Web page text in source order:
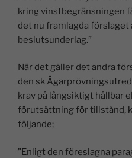
kring vinstbegränsningen
det nu framlagda
beslutsunderlag.”
När det gäller det andra
den sk
krav på långsiktigt hållbar
förutsättning för tillstånd,
följande;
”Enligt den föreslagna